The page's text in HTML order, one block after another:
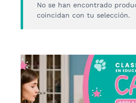
No se han encontrado
coincidan con tu selección.